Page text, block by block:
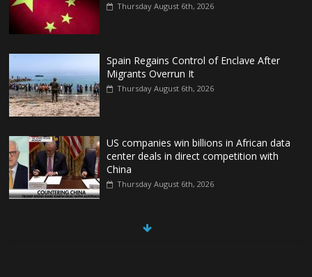
Thursday August 6th, 2026
Spain Regains Control of Enclave After
Migrants Overrun It
Thursday August 6th, 2026
US companies win billions in African data
center deals in direct competition with
China
Thursday August 6th, 2026
China, Russia, Iran and North Korea